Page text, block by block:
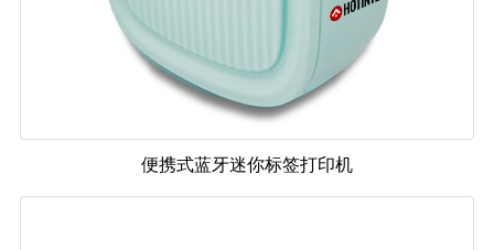
便携式蓝牙迷你标签打印机